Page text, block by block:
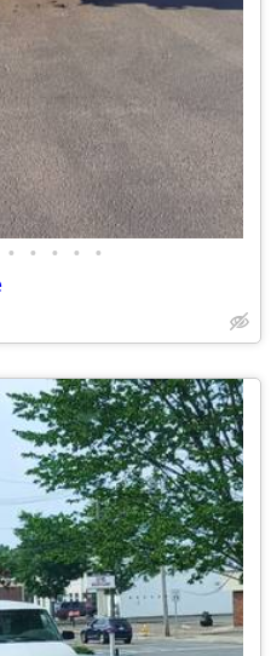
• • • • •